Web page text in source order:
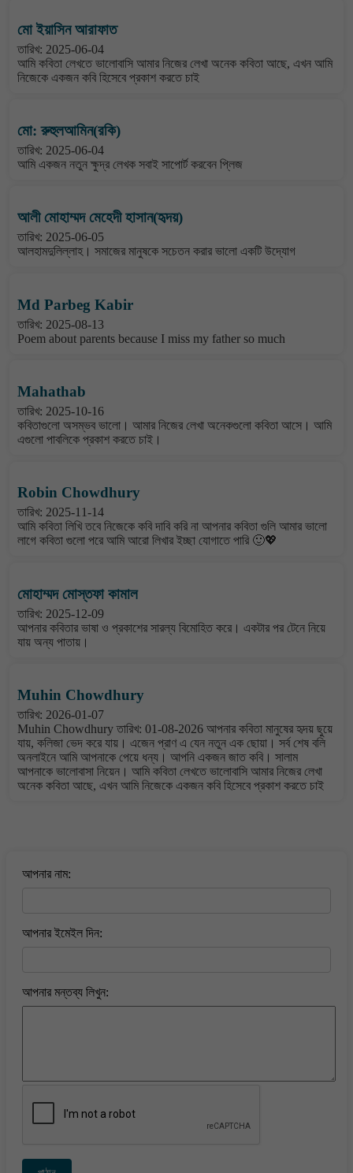
মো ইয়াসিন আরাফাত
তারিখ: 2025-06-04
আমি কবিতা লেখতে ভালোবাসি আমার নিজের লেখা অনেক কবিতা আছে, এখন আমি
নিজেকে একজন কবি হিসেবে প্রকাশ করতে চাই
মো: রুহুলআমিন(রকি)
তারিখ: 2025-06-04
আমি একজন নতুন ক্ষুদ্র লেখক সবাই সাপোর্ট করবেন প্লিজ
আলী মোহাম্মদ মেহেদী হাসান(হৃদয়)
তারিখ: 2025-06-05
আলহামদুলিল্লাহ। সমাজের মানুষকে সচেতন করার ভালো একটি উদ্যোগ
Md Parbeg Kabir
তারিখ: 2025-08-13
Poem about parents because I miss my father so much
Mahathab
তারিখ: 2025-10-16
কবিতাগুলো অসম্ভব ভালো। আমার নিজের লেখা অনেকগুলো কবিতা আসে। আমি
এগুলো পাবলিকে প্রকাশ করতে চাই।
Robin Chowdhury
তারিখ: 2025-11-14
আমি কবিতা লিখি তবে নিজেকে কবি দাবি করি না আপনার কবিতা গুলি আমার ভালো
লাগে কবিতা গুলো পরে আমি আরো লিখার ইচ্ছা যোগাতে পারি 🙂💖
মোহাম্মদ মোস্তফা কামাল
তারিখ: 2025-12-09
আপনার কবিতার ভাষা ও প্রকাশের সারল্য বিমোহিত করে। একটার পর টেনে নিয়ে
যায় অন্য পাতায়।
Muhin Chowdhury
তারিখ: 2026-01-07
Muhin Chowdhury তারিখ: 01-08-2026 আপনার কবিতা মানুষের হৃদয় ছুয়ে
যায়, কলিজা ভেদ করে যায়। এজেন প্রাণ এ যেন নতুন এক ছোয়া। সর্ব শেষ বলি
অনলাইনে আমি আপনাকে পেয়ে ধন্য। আপনি একজন জাত কবি। সালাম
আপনাকে ভালোবাসা নিয়েন। আমি কবিতা লেখতে ভালোবাসি আমার নিজের লেখা
অনেক কবিতা আছে, এখন আমি নিজেকে একজন কবি হিসেবে প্রকাশ করতে চাই
আপনার নাম:
আপনার ইমেইল দিন:
আপনার মন্তব্য লিখুন: